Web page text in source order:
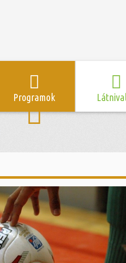
Programok
Program naptár
Mozi
Színház/Tánc
Előadás/Kiállítás
Gyerekeknek
Szent
Zsidó
Hírek
Sport és
Egyéb